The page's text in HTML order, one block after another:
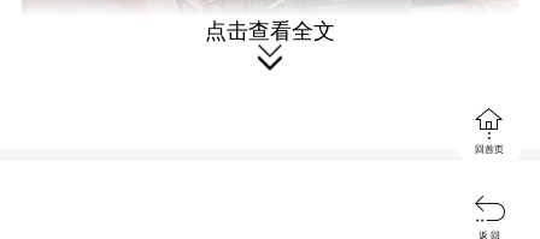
点击查看全文


回首页

返 回